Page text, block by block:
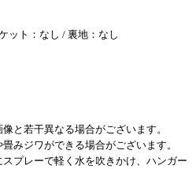
ット：なし / 裏地：なし
と若干異なる場合がございます。
みジワができる場合がございます。
プレーで軽く水を吹きかけ、ハンガー